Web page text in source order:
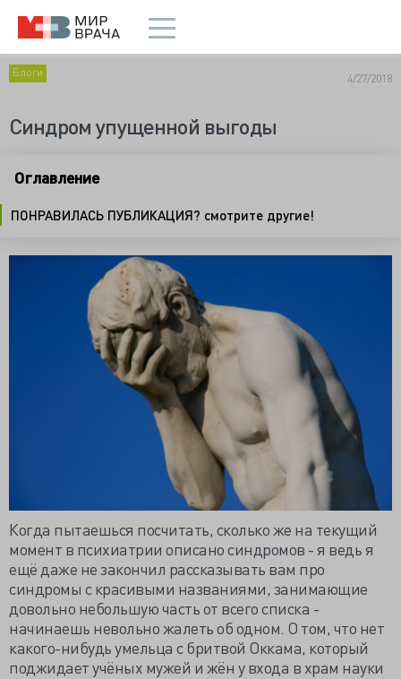
Блоги 4/27/2018
Синдром упущенной выгоды
Оглавление
ПОНРАВИЛАСЬ ПУБЛИКАЦИЯ? смотрите другие!
Когда пытаешься посчитать, сколько же на текущий
момент в психиатрии описано синдромов - я ведь я
ещё даже не закончил рассказывать вам про
синдромы с красивыми названиями, занимающие
довольно небольшую часть от всего списка -
начинаешь невольно жалеть об одном. О том, что нет
какого-нибудь умельца с бритвой Оккама, который
поджидает учёных мужей и жён у входа в храм науки